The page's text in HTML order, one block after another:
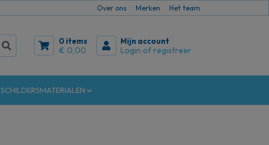
Over ons Merken Het team
0 items
€ 0,00
Mijn account
Login of registreer
SCHILDERSMATERIALEN